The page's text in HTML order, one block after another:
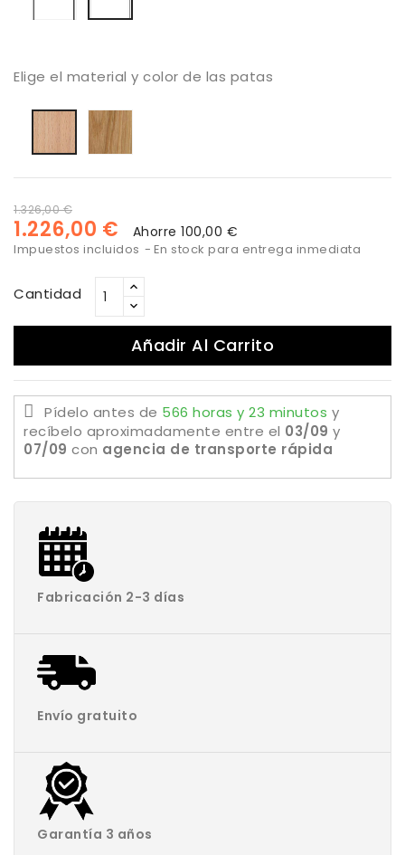
mate
mate
Elige el material y color de las patas
haya
barnizado
natural natural
1.326,00 €
1.226,00 € Ahorre 100,00 €
Impuestos incluidos En stock para entrega inmediata
Cantidad
Añadir Al Carrito
Pídelo antes de 566 horas y 23 minutos y
recíbelo aproximadamente entre el 03/09 y
07/09 con agencia de transporte rápida
Fabricación 2-3 días
Envío gratuito
Garantía 3 años